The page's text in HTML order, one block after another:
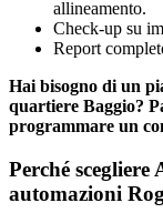
allineamento.
Check-up su
Report
Hai bisogno di un
quartiere Baggio?
programmare un
Perché scegliere
automazioni